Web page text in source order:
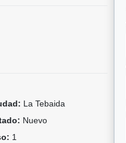
La Tebaida
Nuevo
1